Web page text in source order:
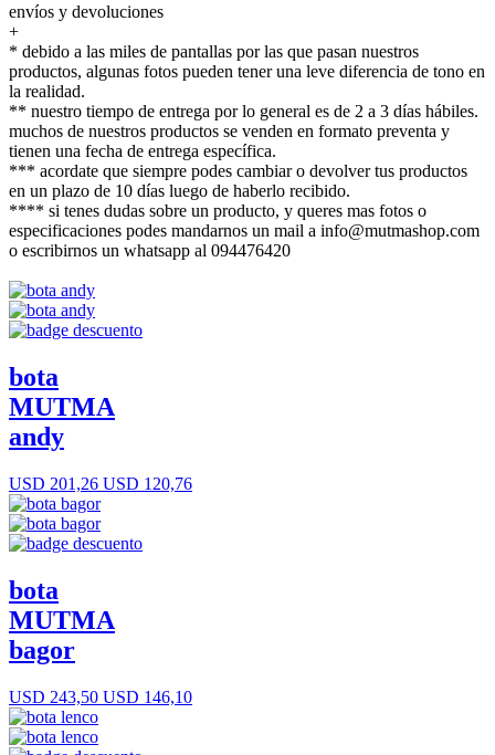
envíos y devoluciones
+
* debido a las miles de pantallas por las que pasan nuestros
productos, algunas fotos pueden tener una leve diferencia de tono en
la realidad.
** nuestro tiempo de entrega por lo general es de 2 a 3 días hábiles.
muchos de nuestros productos se venden en formato preventa y
tienen una fecha de entrega específica.
*** acordate que siempre podes cambiar o devolver tus productos
en un plazo de 10 días luego de haberlo recibido.
**** si tenes dudas sobre un producto, y queres mas fotos o
especificaciones podes mandarnos un mail a info@mutmashop.com
o escribirnos un whatsapp al 094476420
bota
MUTMA
andy
USD 201,26 USD 120,76
bota
MUTMA
bagor
USD 243,50 USD 146,10